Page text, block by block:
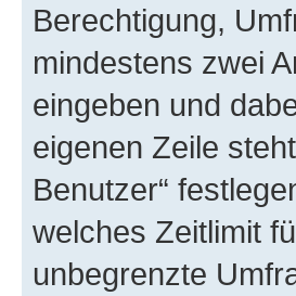
Berechtigung,
mindestens zwei
eingeben und
eigenen Zeile
Benutzer“
welches Zeitlimit
unbegrenzte